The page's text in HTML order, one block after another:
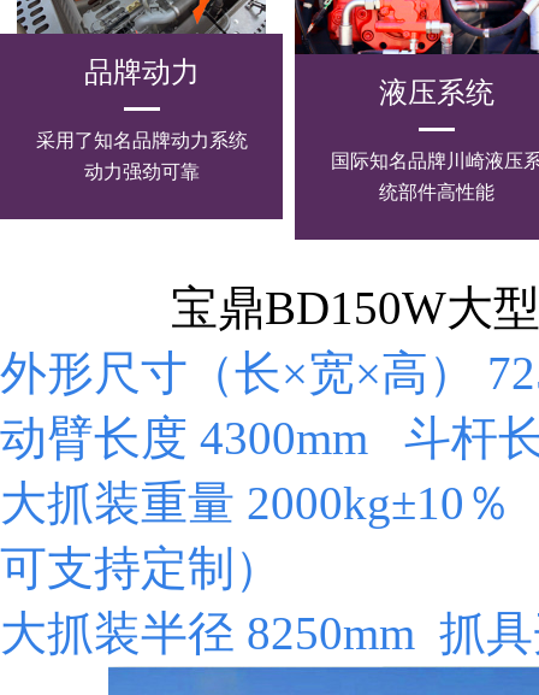
品牌动力
采用了知名品牌动力系统
动力强劲可靠
液压系统
国际知名品牌川崎液压
统部件高性能
宝鼎BD150W大
外形尺寸（长×宽×高）
动臂长度 4300mm 斗杆
大抓装重量 2000kg±10
可支持定制）
大抓装半径 8250mm 抓